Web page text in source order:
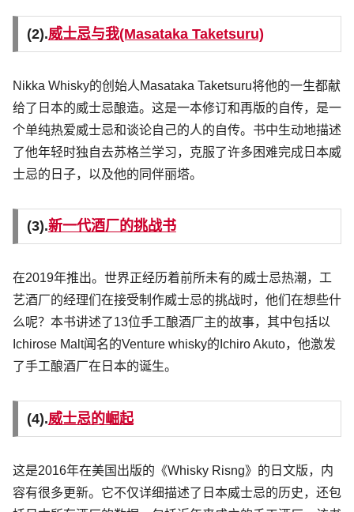
(2).威士忌与我(Masataka Taketsuru)
Nikka Whisky的创始人Masataka Taketsuru将他的一生都献
给了日本的威士忌酿造。这是一本修订和再版的自传，是一
个单纯热爱威士忌和谈论自己的人的自传。书中生动地描述
了他年轻时独自去苏格兰学习，克服了许多困难完成日本威
士忌的日子，以及他的同伴丽塔。
(3).新一代酒厂的挑战书
在2019年推出。世界正经历着前所未有的威士忌热潮，工
艺酒厂的经理们在接受制作威士忌的挑战时，他们在想些什
么呢？本书讲述了13位手工酿酒厂主的故事，其中包括以
Ichirose Malt闻名的Venture whisky的Ichiro Akuto，他激发
了手工酿酒厂在日本的诞生。
(4).威士忌的崛起
这是2016年在美国出版的《Whisky Risng》的日文版，内
容有很多更新。它不仅详细描述了日本威士忌的历史，还包